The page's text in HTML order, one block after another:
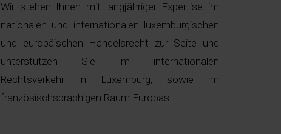
Wir stehen Ihnen mit langjähriger Expertise im
nationalen und internationalen luxemburgischen
und europäischen Handelsrecht zur Seite und
unterstützen Sie im internationalen
Rechtsverkehr in Luxemburg, sowie im
französischsprachigen Raum Europas.